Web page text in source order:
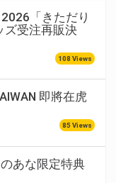
2026「きただり
ズ受注再販決
108 Views
即將在虎
85 Views
あな限定特典